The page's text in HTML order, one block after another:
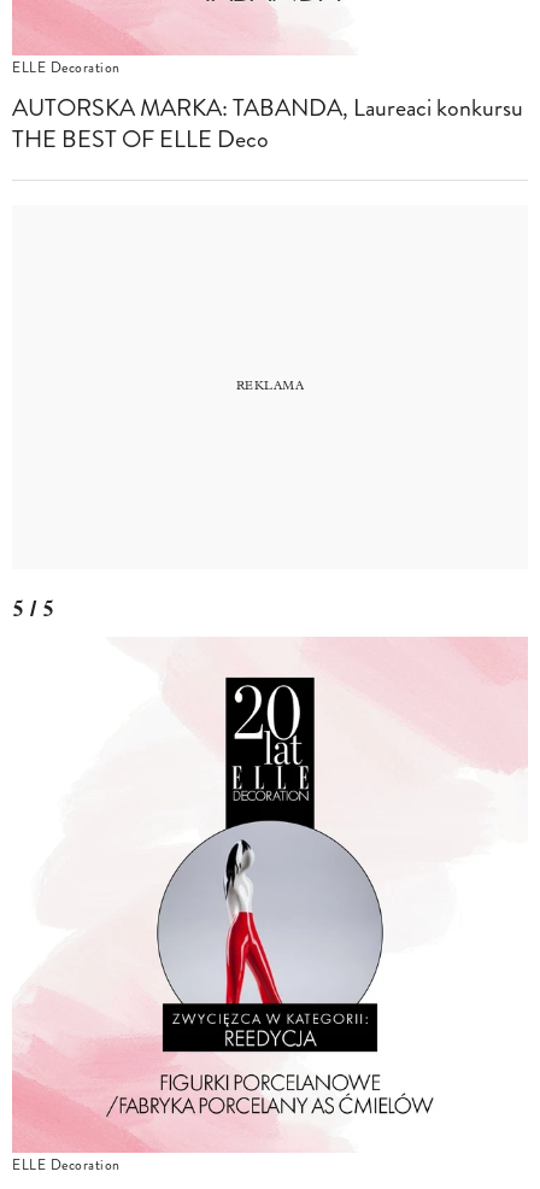
ELLE Decoration
AUTORSKA MARKA: TABANDA, Laureaci konkursu
THE BEST OF ELLE Deco
5 / 5
ELLE Decoration